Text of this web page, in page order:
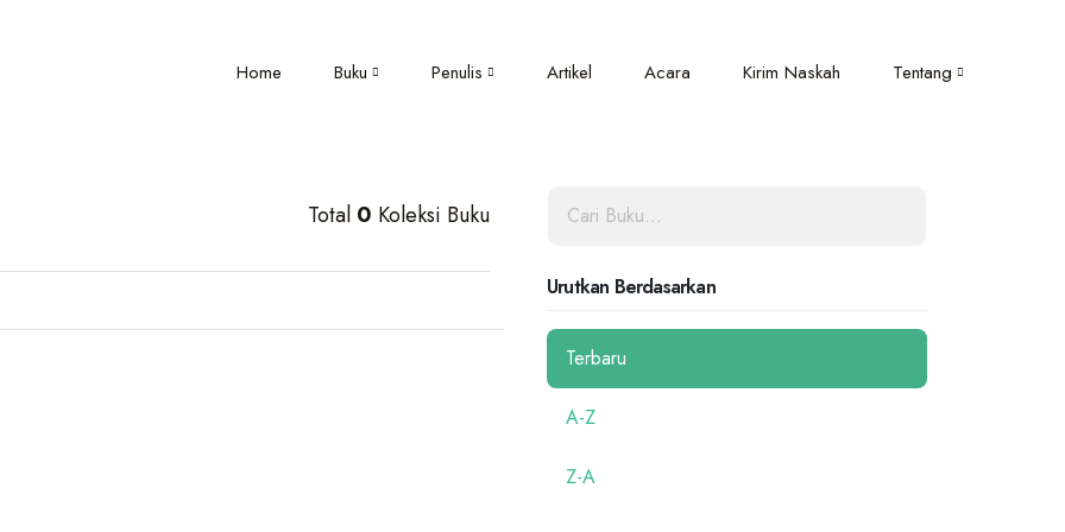
Home Buku Penulis Artikel Acara Kirim Naskah Tentang
Total 0 Koleksi Buku
Urutkan Berdasarkan
Terbaru
A-Z
Z-A